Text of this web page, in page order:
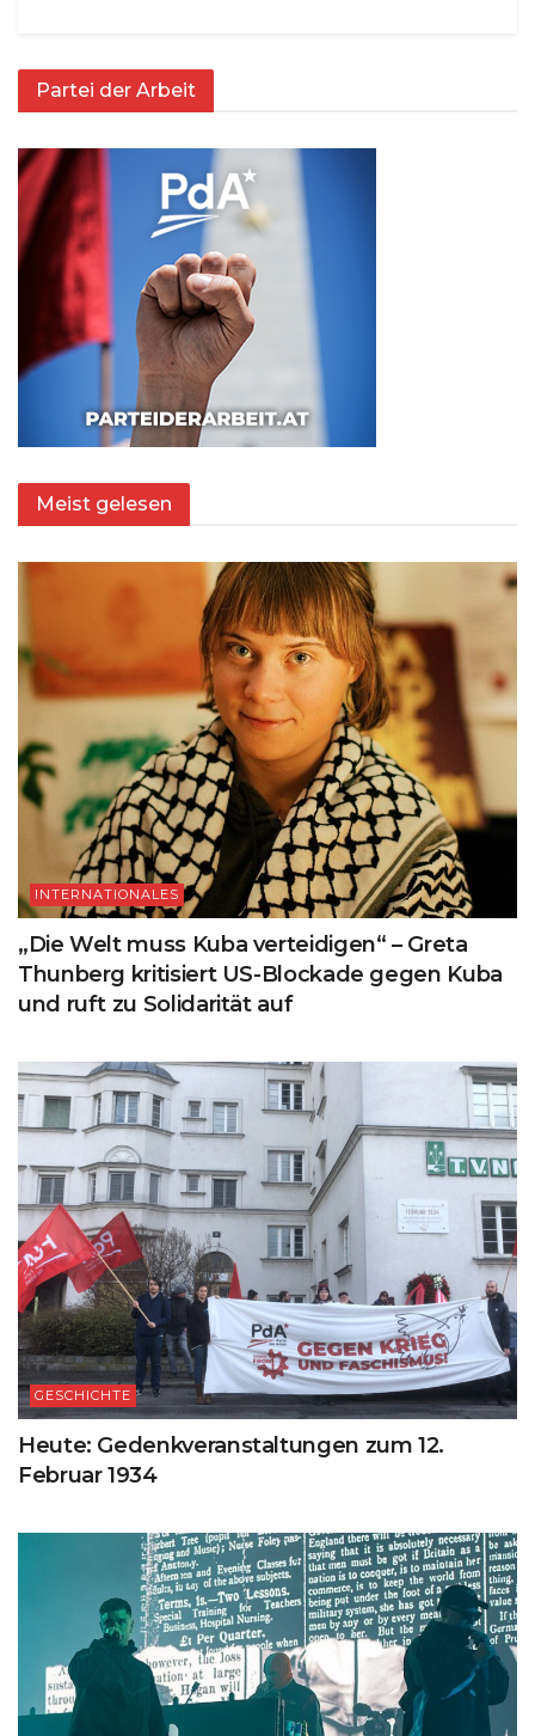
Partei der Arbeit
Meist gelesen
INTERNATIONALES
„Die Welt muss Kuba verteidigen“ – Greta
Thunberg kritisiert US-Blockade gegen Kuba
und ruft zu Solidarität auf
GESCHICHTE
Heute: Gedenkveranstaltungen zum 12.
Februar 1934